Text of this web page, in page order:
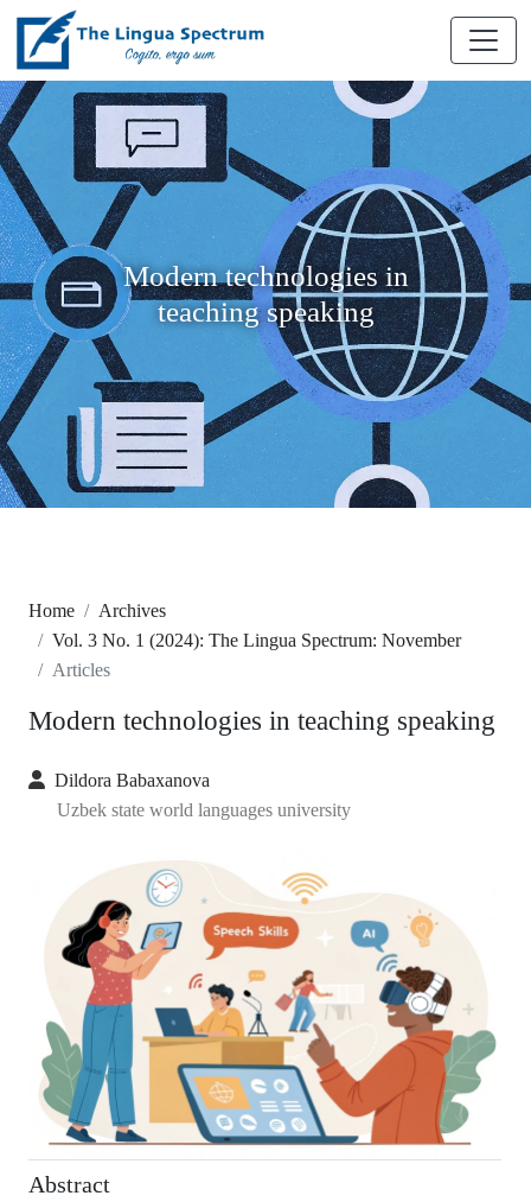
Modern technologies in
teaching speaking
Home
Archives
Vol. 3 No. 1 (2024): The Lingua Spectrum: November
Articles
Modern technologies in teaching speaking
Dildora Babaxanova
Uzbek state world languages university
Abstract